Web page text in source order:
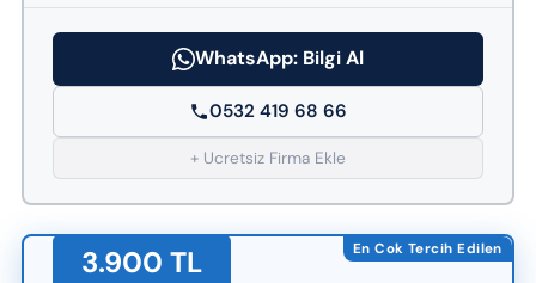
WhatsApp: Bilgi Al
0532 419 68 66
+ Ucretsiz Firma Ekle
En Cok Tercih Edilen
3.900 TL